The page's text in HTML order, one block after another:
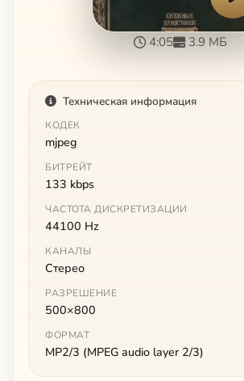
4:05 3.9 МБ
Техническая информация
КОДЕК
mjpeg
БИТРЕЙТ
133 kbps
ЧАСТОТА ДИСКРЕТИЗАЦИИ
44100 Hz
КАНАЛЫ
Стерео
РАЗРЕШЕНИЕ
500×800
ФОРМАТ
MP2/3 (MPEG audio layer 2/3)